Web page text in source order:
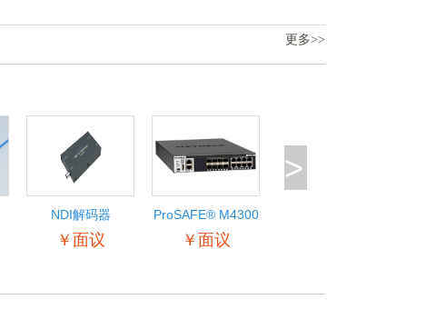
更多>>
NDI解码器
￥面议
ProSAFE® M4300
￥面议
>